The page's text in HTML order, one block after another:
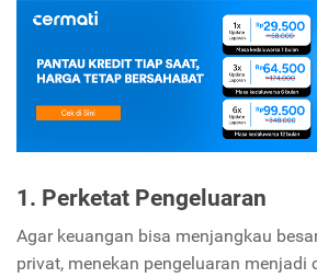
1. Perketat Pengeluaran
Agar keuangan bisa menjangkau
privat, menekan pengeluaran menjadi